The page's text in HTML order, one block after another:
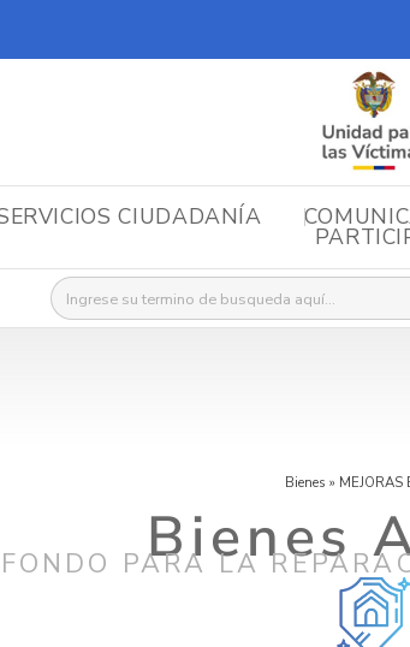
CIUDADANÍA
Buscar:
Bienes » MEJORAS
Bienes
FONDO PARA LA